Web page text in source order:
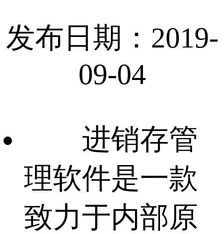
发布日期：2019-
09-04
进销存管
理软件是一款
致力于内部原